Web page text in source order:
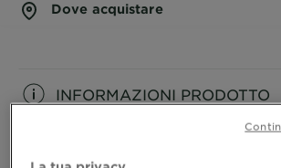
Dove acquistare
INFORMAZIONI PRODOTTO